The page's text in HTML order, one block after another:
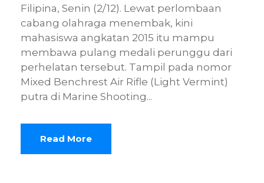
Filipina, Senin (2/12). Lewat perlombaan
cabang olahraga menembak, kini
mahasiswa angkatan 2015 itu mampu
membawa pulang medali perunggu dari
perhelatan tersebut. Tampil pada nomor
Mixed Benchrest Air Rifle (Light Vermint)
putra di Marine Shooting...
Read More